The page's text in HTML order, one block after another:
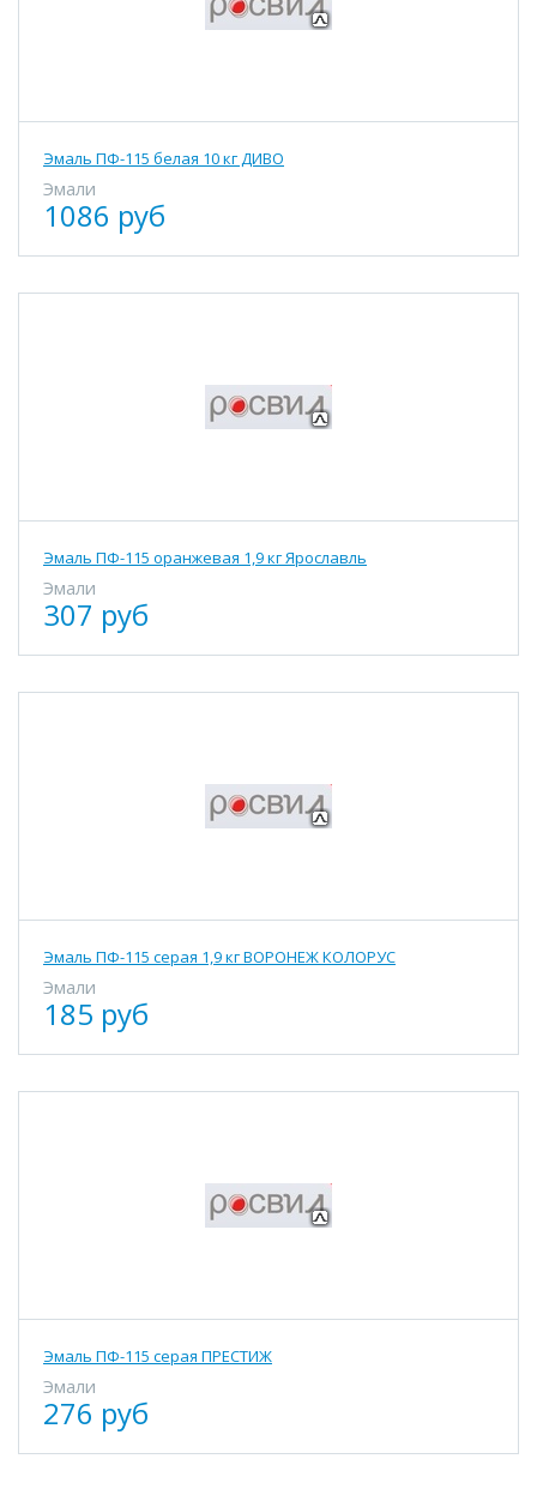
Эмаль ПФ-115 белая 10 кг ДИВО
Эмали
1086 руб
Эмаль ПФ-115 оранжевая 1,9 кг Ярославль
Эмали
307 руб
Эмаль ПФ-115 серая 1,9 кг ВОРОНЕЖ КОЛОРУС
Эмали
185 руб
Эмаль ПФ-115 серая ПРЕСТИЖ
Эмали
276 руб